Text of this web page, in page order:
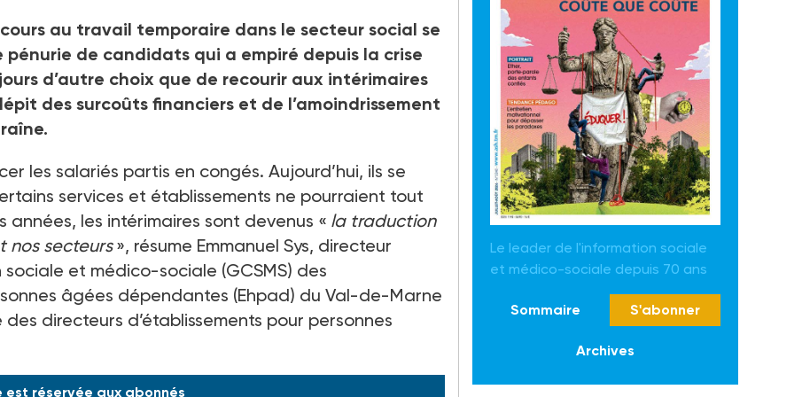
au travail temporaire dans le secteur social se
de candidats qui a empiré depuis la crise
d’autre choix que de recourir aux intérimaires
des surcoûts financiers et de l’amoindrissement
les salariés partis en congés. Aujourd’hui, ils se
services et établissements ne pourraient tout
années, les intérimaires sont devenus « la traduction
nos secteurs», résume Emmanuel Sys, directeur
et médico-sociale (GCSMS) des
âgées dépendantes (Ehpad) du Val-de-Marne
directeurs d’établissements pour personnes
est réservée aux abonnés
Le leader de l'information sociale
et médico-sociale depuis 70 ans
Sommaire S'abonner
Archives